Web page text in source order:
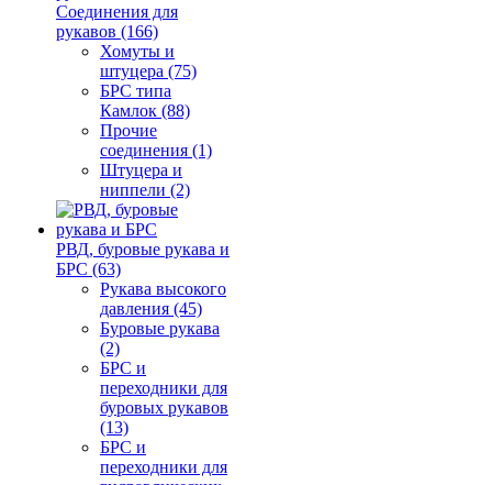
Соединения для
рукавов (166)
Хомуты и
штуцера (75)
БРС типа
Камлок (88)
Прочие
соединения (1)
Штуцера и
ниппели (2)
РВД, буровые рукава и
БРС (63)
Рукава высокого
давления (45)
Буровые рукава
(2)
БРС и
переходники для
буровых рукавов
(13)
БРС и
переходники для